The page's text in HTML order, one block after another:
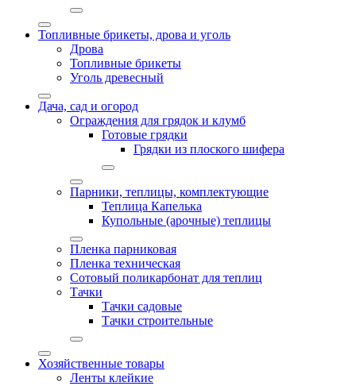
Топливные брикеты, дрова и уголь
Дрова
Топливные брикеты
Уголь древесный
Дача, сад и огород
Ограждения для грядок и клумб
Готовые грядки
Грядки из плоского шифера
Парники, теплицы, комплектующие
Теплица Капелька
Купольные (арочные) теплицы
Пленка парниковая
Пленка техническая
Сотовый поликарбонат для теплиц
Тачки
Тачки садовые
Тачки строительные
Хозяйственные товары
Ленты клейкие